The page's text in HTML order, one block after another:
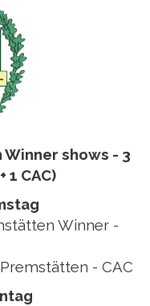
shows - 3
1 CAC)
Winner -
Premstätten - CAC